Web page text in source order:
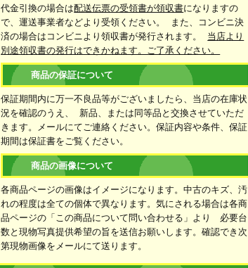
代金引換の場合は配送伝票の受領書が領収書になりますの
で、運送事業者などより受領ください。 また、コンビニ決
済の場合はコンビニより領収書が発行されます。 当店より
別途領収書の発行はできかねます。ご了承ください。
商品の保証について
保証期間内に万一不良品等がございましたら、当店の在庫状
況を確認のうえ、 新品、または同等品と交換させていただ
きます。メールにてご連絡ください。保証内容や条件、保証
期間は保証書をご覧ください。
商品の画像について
各商品ページの画像はイメージになります。中古のキズ、汚
れの程度は全ての個体で異なります。気にされる場合は各商
品ページの「この商品について問い合わせる」より 必要台
数と現物写真提供希望の旨を送信お願いします。確認でき次
第現物画像をメールにて送ります。